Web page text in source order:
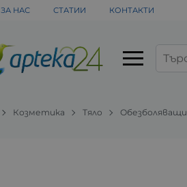
ЗА НАС СТАТИИ КОНТАКТИ
Козметика Тяло Обезболяващи